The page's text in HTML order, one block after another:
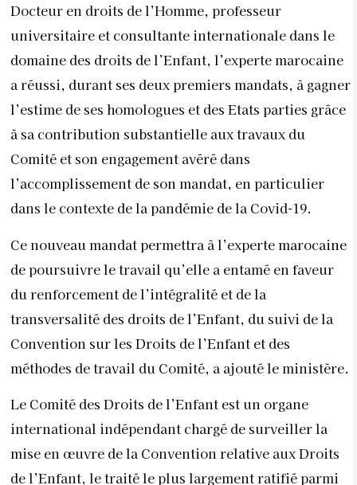
Docteur en droits de l’Homme, professeur
universitaire et consultante internationale dans le
domaine des droits de l’Enfant, l’experte marocaine
a réussi, durant ses deux premiers mandats, à gagner
l’estime de ses homologues et des Etats parties grâce
à sa contribution substantielle aux travaux du
Comité et son engagement avéré dans
l’accomplissement de son mandat, en particulier
dans le contexte de la pandémie de la Covid-19.
Ce nouveau mandat permettra à l’experte marocaine
de poursuivre le travail qu’elle a entamé en faveur
du renforcement de l’intégralité et de la
transversalité des droits de l’Enfant, du suivi de la
Convention sur les Droits de l’Enfant et des
méthodes de travail du Comité, a ajouté le ministère.
Le Comité des Droits de l’Enfant est un organe
international indépendant chargé de surveiller la
mise en œuvre de la Convention relative aux Droits
de l’Enfant, le traité le plus largement ratifié parmi